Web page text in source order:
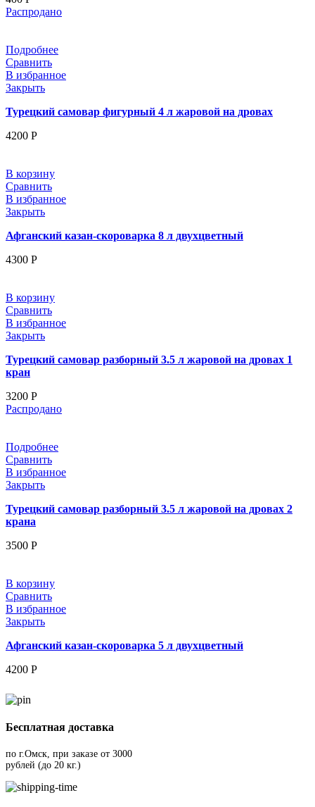
Распродано
Подробнее
Сравнить
В избранное
Закрыть
Турецкий самовар фигурный 4 л жаровой на дровах
4200 Р
В корзину
Сравнить
В избранное
Закрыть
Афганский казан-скороварка 8 л двухцветный
4300 Р
В корзину
Сравнить
В избранное
Закрыть
Турецкий самовар разборный 3.5 л жаровой на дровах 1
кран
3200 Р
Распродано
Подробнее
Сравнить
В избранное
Закрыть
Турецкий самовар разборный 3.5 л жаровой на дровах 2
крана
3500 Р
В корзину
Сравнить
В избранное
Закрыть
Афганский казан-скороварка 5 л двухцветный
4200 Р
Бесплатная доставка
по г.Омск, при заказе от 3000
рублей (до 20 кг.)